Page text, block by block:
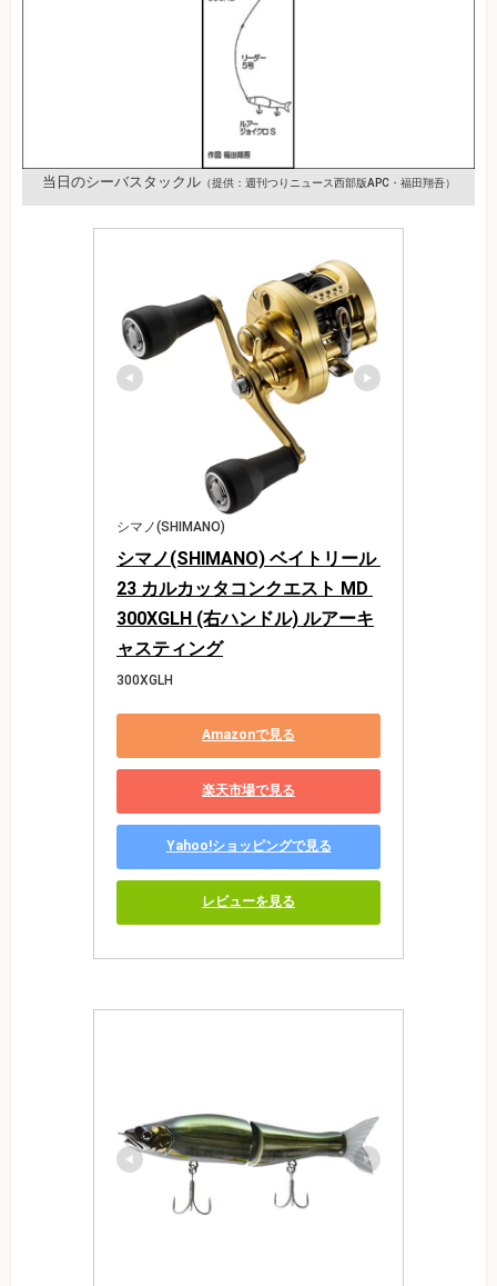
当日のシーバスタックル（提供：週刊つりニュース西部版APC・福田翔吾）
シマノ(SHIMANO)
シマノ(SHIMANO) ベイトリール
23 カルカッタコンクエスト MD
300XGLH (右ハンドル) ルアーキ
ャスティング
300XGLH
Amazonで見る
楽天市場で見る
Yahoo!ショッピングで見る
レビューを見る